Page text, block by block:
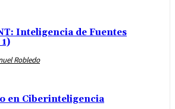
Inteligencia de Fuentes
Robledo
en Ciberinteligencia